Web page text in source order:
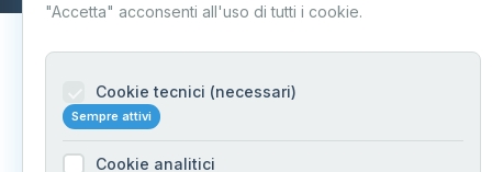
"Accetta" acconsenti all'uso di tutti i cookie.
Cookie tecnici (necessari)
Sempre attivi
Cookie analitici